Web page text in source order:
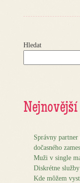
Hledat
Správny
dočasného
Muži v single
Diskrétne
Kde môžem